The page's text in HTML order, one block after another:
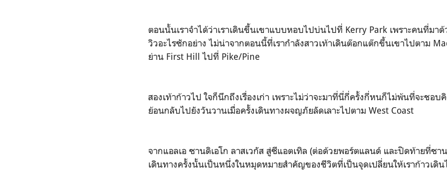
ตอนนั้นเราจำได้ว่าเราเดินขึ้นเขาแบบหอบไปบ่นไปที่ Kerry Park เพราะคนที่มา
วิวอะไรซักอย่าง ไม่น่าจากตอนนี้ที่เรากำลังสาวเท้าเดินต๊อกแต๊กขึ้นเขาไปตาม
ย่าน First Hill ไปที่ Pike/Pine
สองเท้าก้าวไป ใจก็นึกถึงเรื่องเก่า เพราะไม่ว่าจะมาที่นี่กี่ครั้งกี่หนก็ไม่พ้นที่จะชอบ
ย้อนกลับไปยังวันวานเมื่อครั้งเดินทางผจญภัยลัดเลาะไปตาม West Coast
จากแอลเอ ซานดิเอโก ลาสเวกัส สู่ซีแอตเทิล (ต่อด้วยพอร์ตแลนด์ และปิดท้ายที่ซา
เดินทางครั้งนั้นเป็นหนึ่งในหมุดหมายสำคัญของชีวิตที่เป็นจุดเปลี่ยนให้เราก้าวเดิ